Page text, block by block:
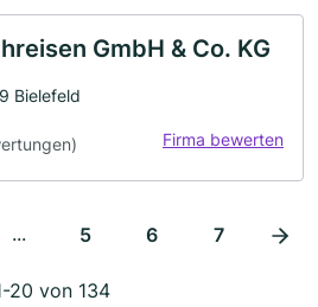
GmbH & Co. KG
Bielefeld
Firma bewerten
... 5 6 7
20 von 134